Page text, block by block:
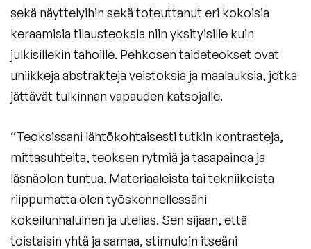
sekä näyttelyihin sekä toteuttanut eri kokoisia
keraamisia tilausteoksia niin yksityisille kuin
julkisillekin tahoille. Pehkosen taideteokset ovat
uniikkeja abstrakteja veistoksia ja maalauksia, jotka
jättävät tulkinnan vapauden katsojalle.
“Teoksissani lähtökohtaisesti tutkin kontrasteja,
mittasuhteita, teoksen rytmiä ja tasapainoa ja
läsnäolon tuntua. Materiaaleista tai tekniikoista
riippumatta olen työskennellessäni
kokeilunhaluinen ja utelias. Sen sijaan, että
toistaisin yhtä ja samaa, stimuloin itseäni